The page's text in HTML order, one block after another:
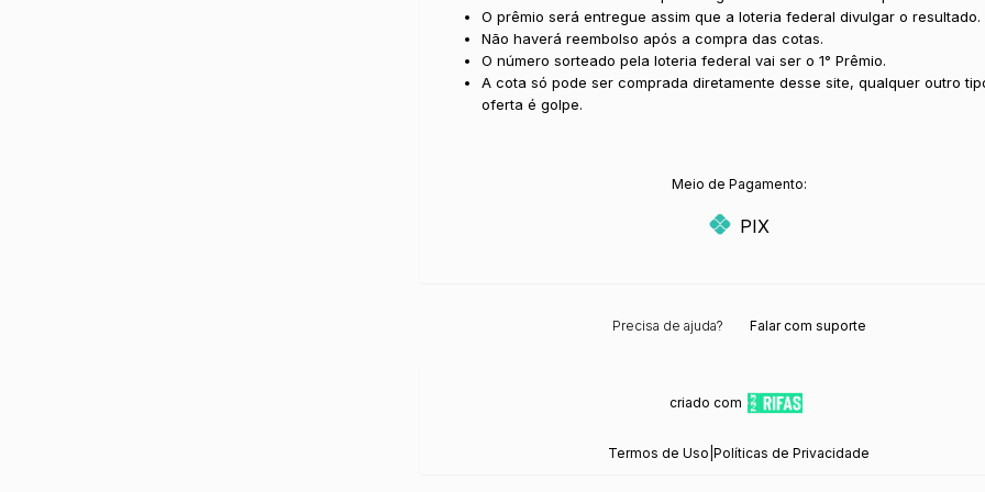
O prêmio será entregue assim que a loteria federal divulgar o resultado.
Não haverá reembolso após a compra das cotas.
O número sorteado pela loteria federal vai ser o 1° Prêmio.
A cota só pode ser comprada diretamente desse site, qualquer outro
oferta é golpe.
Meio de Pagamento:
PIX
Precisa de ajuda? Falar com suporte
criado com
Termos de Uso Políticas de Privacidade